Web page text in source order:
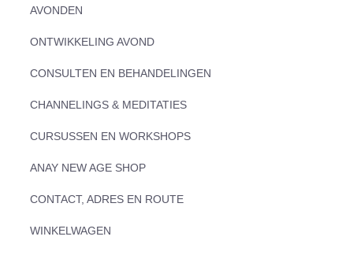
AVONDEN
ONTWIKKELING AVOND
CONSULTEN EN BEHANDELINGEN
CHANNELINGS & MEDITATIES
CURSUSSEN EN WORKSHOPS
ANAY NEW AGE SHOP
CONTACT, ADRES EN ROUTE
WINKELWAGEN